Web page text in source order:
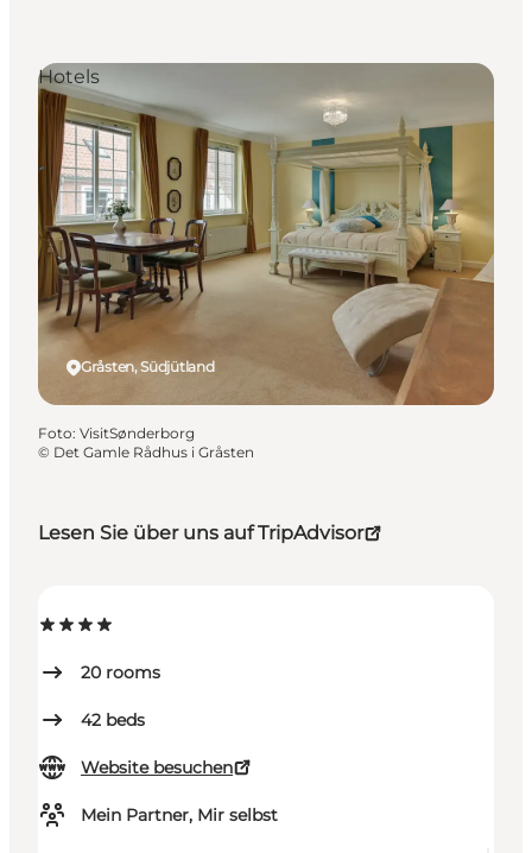
Lesen Sie über uns auf TripAdvisor
20 rooms
42 beds
Website besuchen
Mein Partner, Mir selbst
Gråsten, Südjütland
Hotels
Foto: VisitSønderborg
© Det Gamle Rådhus i Gråsten